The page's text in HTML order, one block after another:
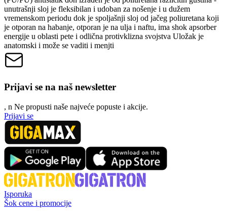
unutrašnji sloj je fleksibilan i udoban za nošenje i u dužem
vremenskom periodu dok je spoljašnji sloj od jačeg poliuretana koji
je otporan na habanje, otporan je na ulja i naftu, ima shok apsorber
energije u oblasti pete i odlična protivklizna svojstva Uložak je
anatomski i može se vaditi i menjti
Prijavi se na naš newsletter
, n Ne propusti naše najveće popuste i akcije.
Prijavi se
Isporuka
Šok cene i promocije